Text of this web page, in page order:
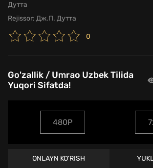
Дутта
Rejissor: Дж.П. Дутта
0
Go'zallik / Umrao Uzbek Tilida
Yuqori Sifatda!
480P
ONLAYN KO'RISH